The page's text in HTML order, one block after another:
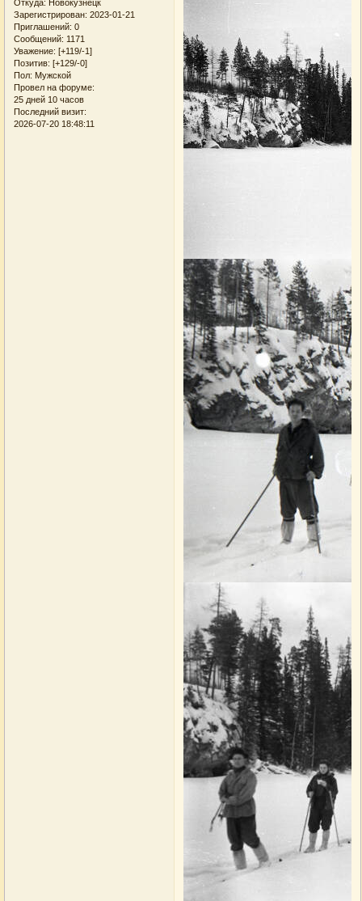
Откуда: Новокузнецк
Зарегистрирован: 2023-01-21
Приглашений: 0
Сообщений: 1171
Уважение: [+119/-1]
Позитив: [+129/-0]
Пол: Мужской
Провел на форуме:
25 дней 10 часов
Последний визит:
2026-07-20 18:48:11